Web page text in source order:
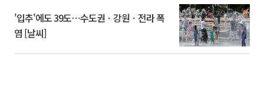
'입추'에도 39도⋯수도권ㆍ강원ㆍ전라 폭
염 [날씨]